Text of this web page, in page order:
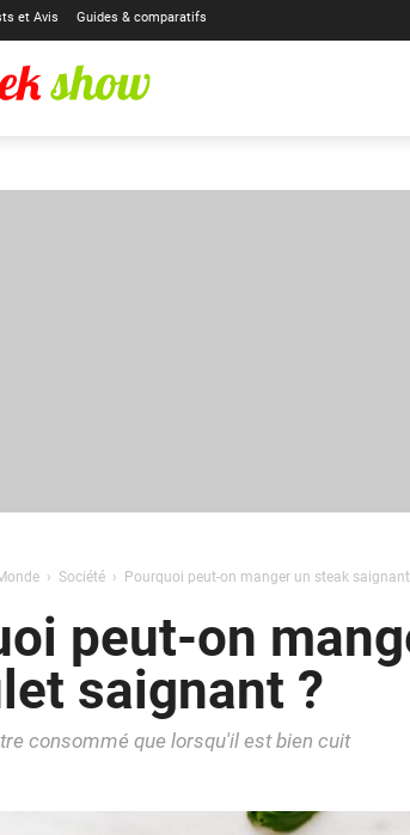
et Avis Guides & comparatifs
Société Pourquoi peut-on manger un steak
peut-on
saignant ?
consommé que lorsqu'il est bien cuit